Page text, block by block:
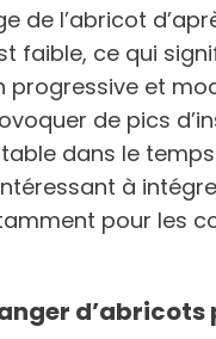
de l’abricot
faible, ce qui
progressive et
de pics
dans le
à
pour les
d’abricots